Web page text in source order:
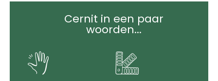
Cernit in een paar
woorden...